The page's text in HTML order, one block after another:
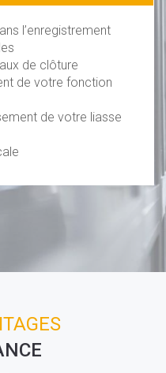
l’enregistrement
de clôture
de votre fonction
de votre liasse